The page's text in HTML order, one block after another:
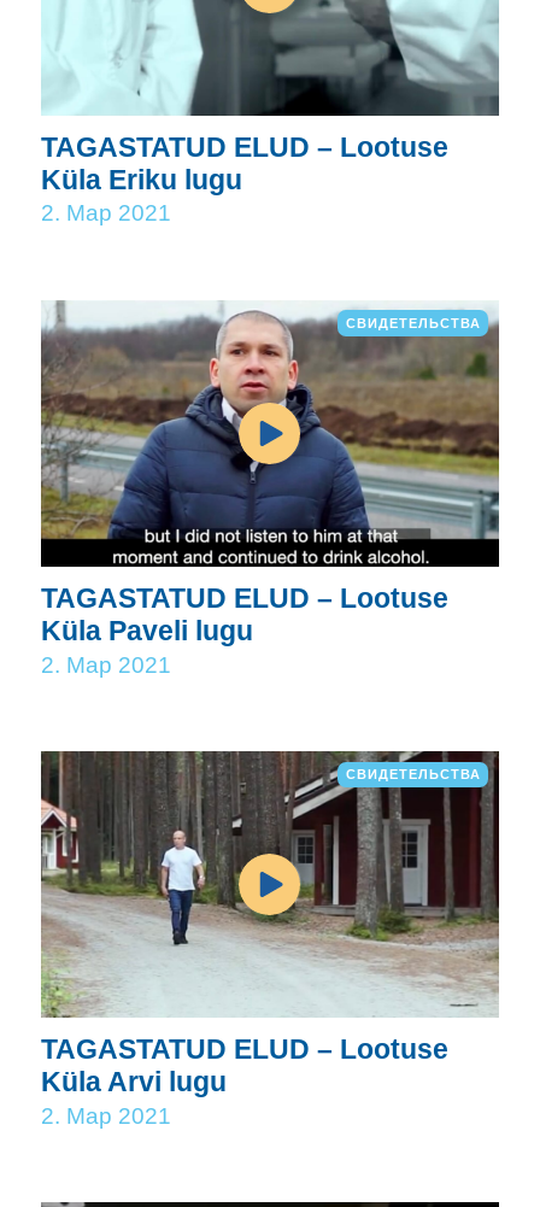
TAGASTATUD ELUD – Lootuse
Küla Eriku lugu
2. Мар 2021
СВИДЕТЕЛЬСТВА
TAGASTATUD ELUD – Lootuse
Küla Paveli lugu
2. Мар 2021
СВИДЕТЕЛЬСТВА
TAGASTATUD ELUD – Lootuse
Küla Arvi lugu
2. Мар 2021